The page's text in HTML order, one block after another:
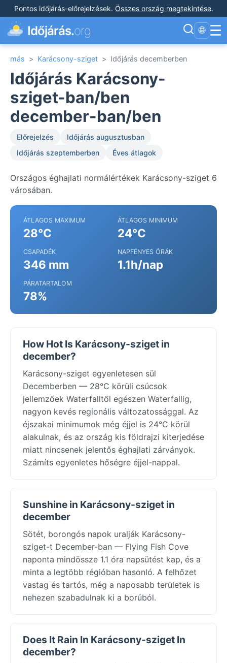
Pontos időjárás-előrejelzések. Összes ország megtekintése.
Időjárás.org 🌐 ☰
más > Karácsony-sziget > Időjárás decemberben
Időjárás Karácsony-
sziget-ban/ben
december-ban/ben
Előrejelzés
Időjárás augusztusban
Időjárás szeptemberben
Éves átlagok
Országos éghajlati normálértékek Karácsony-sziget 6
városában.
ÁTLAGOS MAXIMUM
28°C
ÁTLAGOS MINIMUM
24°C
CSAPADÉK
346 mm
NAPFÉNYES ÓRÁK
1.1h/nap
PÁRATARTALOM
78%
How Hot Is Karácsony-sziget in
december?
Karácsony-sziget egyenletesen sül
Decemberben — 28°C körüli csúcsok
jellemzőek Waterfalltől egészen Waterfallig,
nagyon kevés regionális változatossággal. Az
éjszakai minimumok még éjjel is 24°C körül
alakulnak, és az ország kis földrajzi kiterjedése
miatt nincsenek jelentős éghajlati zárványok.
Számíts egyenletes hőségre éjjel-nappal.
Sunshine in Karácsony-sziget in
december
Sötét, borongós napok uralják Karácsony-
sziget-t December-ban — Flying Fish Cove
naponta mindössze 1.1 óra napsütést kap, és a
minta a legtöbb régióban hasonló. A felhőzet
vastag és tartós, még a naposabb területek is
nehezen szabadulnak ki a borúból.
Does It Rain In Karácsony-sziget In
december?